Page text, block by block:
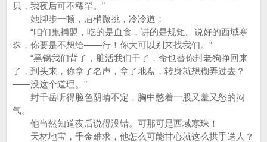
贝，我夜后可不稀罕。”
她脚步一顿，眉梢微挑，冷冷道：
“咱们鬼捕盟，吃的是血食，讲的是规矩。说好的西域寒
珠，你要是不想给——行！你大可以别来找我们。”
“黑锅我们背了，脏活我们干了，命也替你封老狗挣回来
了，到头来，你拿了名声，拿了地盘，转身就想糊弄过去？
——没这个道理。”
封千岳听得脸色阴晴不定，胸中憋着一股又羞又怒的闷
气。
他当然知道夜后说得没错。可那可是西域寒珠！
天材地宝，千金难求，他怎么可能甘心就这么拱手送人？